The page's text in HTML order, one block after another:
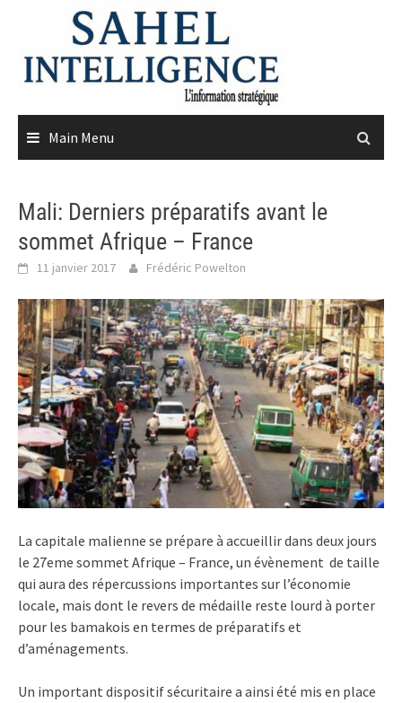
content
Main Menu
Mali: Derniers préparatifs avant le
sommet Afrique – France
11 janvier 2017 Frédéric Powelton
La capitale malienne se prépare à accueillir dans deux jours
le 27eme sommet Afrique – France, un évènement de taille
qui aura des répercussions importantes sur l’économie
locale, mais dont le revers de médaille reste lourd à porter
pour les bamakois en termes de préparatifs et
d’aménagements.
Un important dispositif sécuritaire a ainsi été mis en place